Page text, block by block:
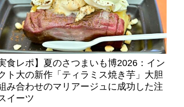
実食レポ】夏のさつまいも博2026：イン
ト大の新作「ティラミス焼き芋」大胆
み合わせのマリアージュに成功した注
イーツ